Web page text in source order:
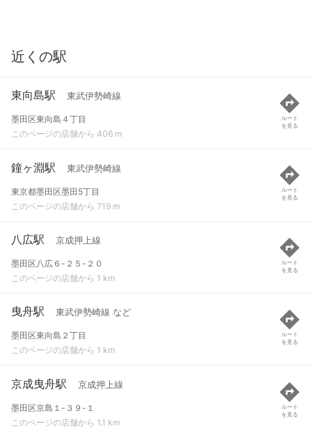
近くの駅
東向島駅 東武伊勢崎線
墨田区東向島４丁目
このページの店舗から 406 m
ルート
を見る
鐘ヶ淵駅 東武伊勢崎線
東京都墨田区墨田5丁目
このページの店舗から 719 m
ルート
を見る
八広駅 京成押上線
墨田区八広６-２５-２０
このページの店舗から 1 km
ルート
を見る
曳舟駅 東武伊勢崎線 など
墨田区東向島２丁目
このページの店舗から 1 km
ルート
を見る
京成曳舟駅 京成押上線
墨田区京島１-３９-１
このページの店舗から 1.1 km
ルート
を見る